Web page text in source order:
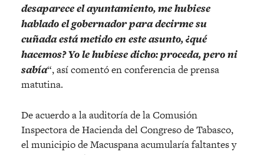
desaparece el ayuntamiento, me hubiese
hablado el gobernador para decirme su
cuñada está metido en este asunto, ¿qué
hacemos? Yo le hubiese dicho: proceda, pero ni
sabía“, así comentó en conferencia de prensa
matutina.
De acuerdo a la auditoría de la Comusión
Inspectora de Hacienda del Congreso de Tabasco,
el municipio de Macuspana acumularía faltantes y